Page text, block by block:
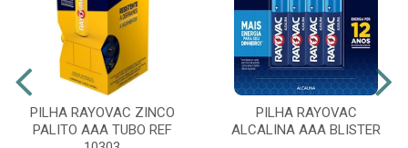
PILHA RAYOVAC ZINCO
PALITO AAA TUBO REF
PILHA RAYOVAC
ALCALINA AAA BLISTER